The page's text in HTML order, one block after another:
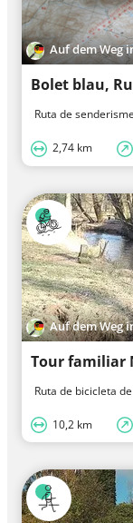
Auf dem Weg
Bolet blau,
Ruta de senderisme
2,74 km
Auf dem Weg
Tour familiar
Ruta de bicicleta
10,2 km